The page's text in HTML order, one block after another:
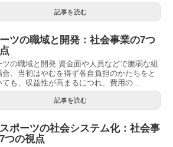
記事を読む
ツの職域と開発：社会事業の7つ
ツの職域と開発 資金面や人員などで脆弱な組
合、当初はやむを得ず各自負担のかたちをと
ても、収益性が高まるにつれ、費用の...
記事を読む
ポーツの社会システム化：社会事
つの視点